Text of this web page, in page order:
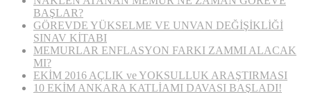
BAŞLAR?
GÖREVDE YÜKSELME VE UNVAN DEĞİŞİKLİĞİ
SINAV KİTABI
MEMURLAR ENFLASYON FARKI ZAMMI ALACAK
MI?
EKİM 2016 AÇLIK ve YOKSULLUK ARAŞTIRMASI
10 EKİM ANKARA KATLİAMI DAVASI BAŞLADI!